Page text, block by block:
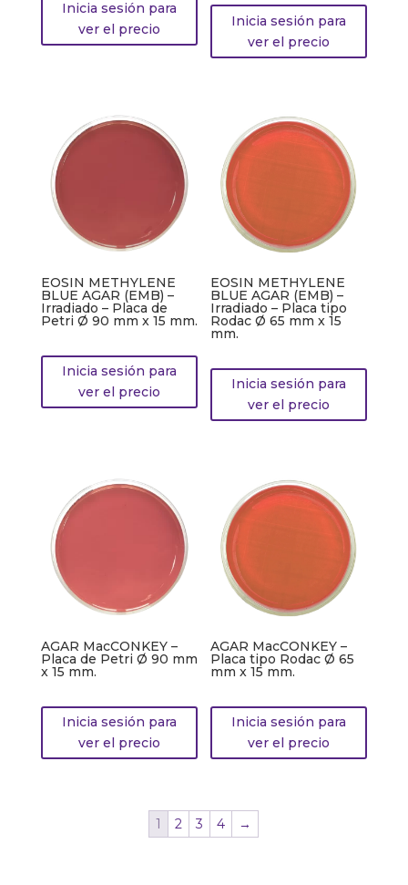
Inicia sesión para
ver el precio
Inicia sesión para
ver el precio
EOSIN METHYLENE
BLUE AGAR (EMB) –
Irradiado – Placa de
Petri Ø 90 mm x 15 mm.
Inicia sesión para
ver el precio
EOSIN METHYLENE
BLUE AGAR (EMB) –
Irradiado – Placa tipo
Rodac Ø 65 mm x 15
mm.
Inicia sesión para
ver el precio
AGAR MacCONKEY –
Placa de Petri Ø 90 mm
x 15 mm.
Inicia sesión para
ver el precio
AGAR MacCONKEY –
Placa tipo Rodac Ø 65
mm x 15 mm.
Inicia sesión para
ver el precio
1 2 3 4 →